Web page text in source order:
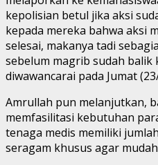
kepolisian betul jika aksi
kepada mereka bahwa aksi
selesai, makanya tadi
sebelum magrib sudah balik
diwawancarai pada Jumat
Amrullah pun melanjutkan,
memfasilitasi kebutuhan
tenaga medis memiliki
seragam khusus agar